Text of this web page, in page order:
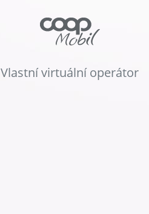
Vlastní virtuální operátor